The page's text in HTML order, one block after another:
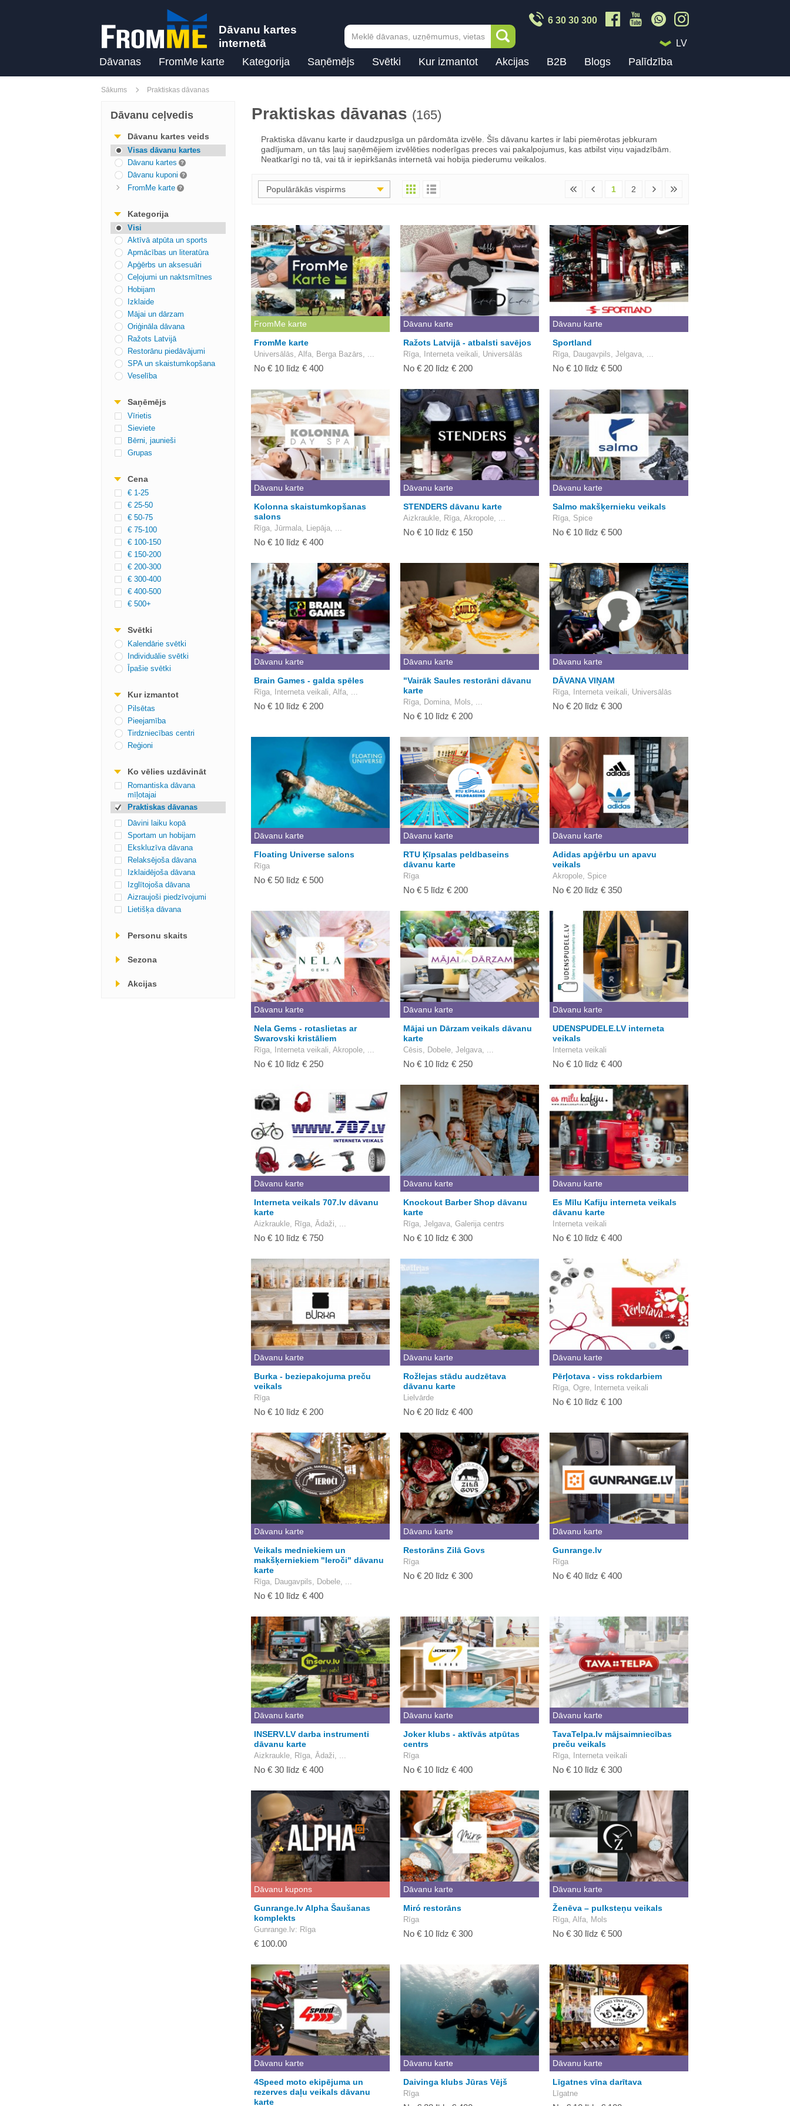
Dāvanu kartes
internetā
6 30 30 300
LV
Dāvanas FromMe karte Kategorija Saņēmējs Svētki Kur izmantot Akcijas B2B Blogs Palīdzība
Sākums Praktiskas dāvanas
Dāvanu ceļvedis
Dāvanu kartes veids
Visas dāvanu kartes
Dāvanu kartes
Dāvanu kuponi
FromMe karte
Kategorija
Visi
Aktīvā atpūta un sports
Apmācības un literatūra
Apģērbs un aksesuāri
Ceļojumi un naktsmītnes
Hobijam
Izklaide
Mājai un dārzam
Oriģināla dāvana
Ražots Latvijā
Restorānu piedāvājumi
SPA un skaistumkopšana
Veselība
Saņēmējs
Vīrietis
Sieviete
Bērni, jaunieši
Grupas
Cena
€ 1-25
€ 25-50
€ 50-75
€ 75-100
€ 100-150
€ 150-200
€ 200-300
€ 300-400
€ 400-500
€ 500+
Svētki
Kalendārie svētki
Individuālie svētki
Īpašie svētki
Kur izmantot
Pilsētas
Pieejamība
Tirdzniecības centri
Reģioni
Ko vēlies uzdāvināt
Romantiska dāvana
mīļotajai
Praktiskas dāvanas
Dāvini laiku kopā
Sportam un hobijam
Ekskluzīva dāvana
Relaksējoša dāvana
Izklaidējoša dāvana
Izglītojoša dāvana
Aizraujoši piedzīvojumi
Lietišķa dāvana
Personu skaits
Sezona
Akcijas
Praktiskas dāvanas (165)
Praktiska dāvanu karte ir daudzpusīga un pārdomāta izvēle. Šīs dāvanu kartes ir labi piemērotas jebkuram
gadījumam, un tās ļauj saņēmējiem izvēlēties noderīgas preces vai pakalpojumus, kas atbilst viņu vajadzībām.
Neatkarīgi no tā, vai tā ir iepirkšanās internetā vai hobija piederumu veikalos.
Populārākās vispirms 1 2
FromMe karte
FromMe karte
Universālās, Alfa, Berga Bazārs, ...
No € 10 līdz € 400
Dāvanu karte
Ražots Latvijā - atbalsti savējos
Rīga, Interneta veikali, Universālās
No € 20 līdz € 200
Dāvanu karte
Sportland
Rīga, Daugavpils, Jelgava, ...
No € 10 līdz € 500
Dāvanu karte
Kolonna skaistumkopšanas
salons
Rīga, Jūrmala, Liepāja, ...
No € 10 līdz € 400
Dāvanu karte
STENDERS dāvanu karte
Aizkraukle, Rīga, Akropole, ...
No € 10 līdz € 150
Dāvanu karte
Salmo makšķernieku veikals
Rīga, Spice
No € 10 līdz € 500
Dāvanu karte
Brain Games - galda spēles
Rīga, Interneta veikali, Alfa, ...
No € 10 līdz € 200
Dāvanu karte
"Vairāk Saules restorāni dāvanu
karte
Rīga, Domina, Mols, ...
No € 10 līdz € 200
Dāvanu karte
DĀVANA VIŅAM
Rīga, Interneta veikali, Universālās
No € 20 līdz € 300
Dāvanu karte
Floating Universe salons
Rīga
No € 50 līdz € 500
Dāvanu karte
RTU Ķīpsalas peldbaseins
dāvanu karte
Rīga
No € 5 līdz € 200
Dāvanu karte
Adidas apģērbu un apavu
veikals
Akropole, Spice
No € 20 līdz € 350
Dāvanu karte
Nela Gems - rotaslietas ar
Swarovski kristāliem
Rīga, Interneta veikali, Akropole, ...
No € 10 līdz € 250
Dāvanu karte
Mājai un Dārzam veikals dāvanu
karte
Cēsis, Dobele, Jelgava, ...
No € 10 līdz € 250
Dāvanu karte
UDENSPUDELE.LV interneta
veikals
Interneta veikali
No € 10 līdz € 400
Dāvanu karte
Interneta veikals 707.lv dāvanu
karte
Aizkraukle, Rīga, Ādaži, ...
No € 10 līdz € 750
Dāvanu karte
Knockout Barber Shop dāvanu
karte
Rīga, Jelgava, Galerija centrs
No € 10 līdz € 300
Dāvanu karte
Es Mīlu Kafiju interneta veikals
dāvanu karte
Interneta veikali
No € 10 līdz € 400
Dāvanu karte
Burka - beziepakojuma preču
veikals
Rīga
No € 10 līdz € 200
Dāvanu karte
Rožlejas stādu audzētava
dāvanu karte
Lielvārde
No € 20 līdz € 400
Dāvanu karte
Pērļotava - viss rokdarbiem
Rīga, Ogre, Interneta veikali
No € 10 līdz € 100
Dāvanu karte
Veikals medniekiem un
makšķerniekiem "Ieroči" dāvanu
karte
Rīga, Daugavpils, Dobele, ...
No € 10 līdz € 400
Dāvanu karte
Restorāns Zilā Govs
Rīga
No € 20 līdz € 300
Dāvanu karte
Gunrange.lv
Rīga
No € 40 līdz € 400
Dāvanu karte
INSERV.LV darba instrumenti
dāvanu karte
Aizkraukle, Rīga, Ādaži, ...
No € 30 līdz € 400
Dāvanu karte
Joker klubs - aktīvās atpūtas
centrs
Rīga
No € 10 līdz € 400
Dāvanu karte
TavaTelpa.lv mājsaimniecības
preču veikals
Rīga, Interneta veikali
No € 10 līdz € 300
Dāvanu kupons
Gunrange.lv Alpha Šaušanas
komplekts
Gunrange.lv: Rīga
€ 100.00
Dāvanu karte
Miró restorāns
Rīga
No € 10 līdz € 300
Dāvanu karte
Ženēva – pulksteņu veikals
Rīga, Alfa, Mols
No € 30 līdz € 500
Dāvanu karte
4Speed moto ekipējuma un
rezerves daļu veikals dāvanu
karte
Dāvanu karte
Daivinga klubs Jūras Vējš
Rīga
Dāvanu karte
Līgatnes vīna darītava
Līgatne